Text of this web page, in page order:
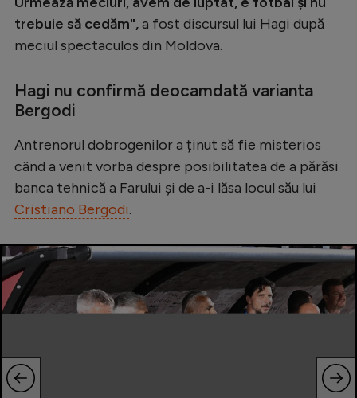
trebuie să cedăm",a fost discursul lui Hagi după
meciul spectaculos din Moldova.
Hagi nu confirmă deocamdată varianta
Bergodi
Antrenorul dobrogenilor a ținut să fie misterios
când a venit vorba despre posibilitatea de a părăsi
banca tehnică a Farului și de a-i lăsa locul său lui
Cristiano Bergodi.